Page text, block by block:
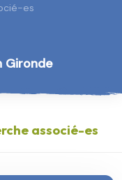
es
Gironde
associé-es